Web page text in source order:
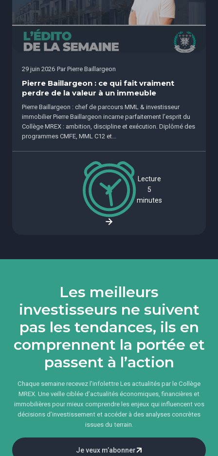
29 juin 2026 Par Pierre Baillargeon
Pierre Baillargeon : ce qui fait vraiment
perdre de la valeur à un immeuble
Pierre Baillargeon : chef de parcours MML & investisseur
immobilier Pierre Baillargeon incarne parfaitement l’esprit du
Collège MREX : ambition, discipline et exécution. Diplômé des
programmes CMFE, MML C12 et...
Lecture
5
minutes
Les meilleurs
investisseurs ne suivent
pas les tendances, ils en
comprennent la portée et
passent à l’action
Chaque semaine recevez l'infolettre Les actualités par le Collège
MREX. Une veille ciblée d’actualités économiques, financières et
immobilières pour mieux comprendre les enjeux qui influencent vos
décisions d’investissement et accéder à des analyses concrètes
issues du terrain.
Je veux m’abonner